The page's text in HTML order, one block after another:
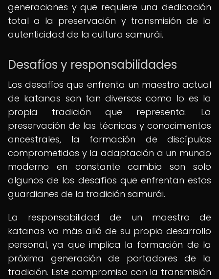
generaciones y que requiere una dedicación
total a la preservación y transmisión de la
autenticidad de la cultura samurái.
Desafíos y responsabilidades
Los desafíos que enfrenta un maestro actual
de katanas son tan diversos como lo es la
propia tradición que representa. La
preservación de las técnicas y conocimientos
ancestrales, la formación de discípulos
comprometidos y la adaptación a un mundo
moderno en constante cambio son solo
algunos de los desafíos que enfrentan estos
guardianes de la tradición samurái.
La responsabilidad de un maestro de
katanas va más allá de su propio desarrollo
personal, ya que implica la formación de la
próxima generación de portadores de la
tradición. Este compromiso con la transmisión